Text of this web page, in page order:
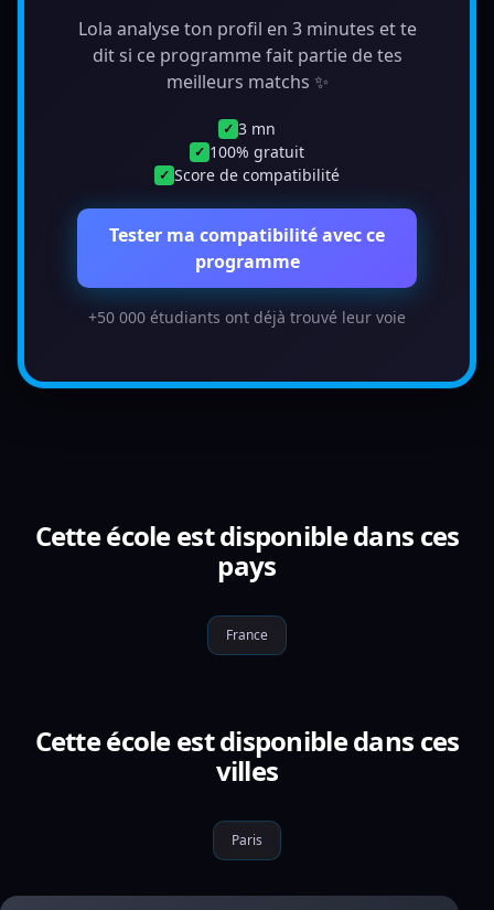
Lola analyse ton profil en 3 minutes et te
dit si ce programme fait partie de tes
meilleurs matchs ✨
✓ 3 mn
✓ 100% gratuit
✓ Score de compatibilité
Tester ma compatibilité avec ce
programme
+50 000 étudiants ont déjà trouvé leur voie
Cette école est disponible dans ces
pays
France
Cette école est disponible dans ces
villes
Paris